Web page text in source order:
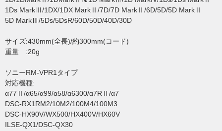
1Ds MarkⅢ/1DX/1DX MarkⅡ/7D/7D MarkⅡ/6D/5D/5D MarkⅡ
5D MarkⅢ/5Ds/5DsR/60D/50D/40D/30D
サイズ:430mm(全長)/約300mm(コード)
重量 :20g
ソニーRM-VPR1タイプ
対応機種:
α77Ⅱ/α65/α99/α58/α6300/α7RⅡ/α7
DSC-RX1RM2/10M2/100M4/100M3
DSC-HX90V/WX500/HX400V/HX60V
ILSE-QX1/DSC-QX30